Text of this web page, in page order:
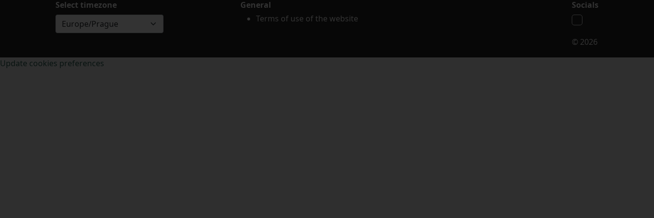
Select timezone
Europe/Prague
General
Terms of use of the website
Socials
© 2026
Update cookies preferences